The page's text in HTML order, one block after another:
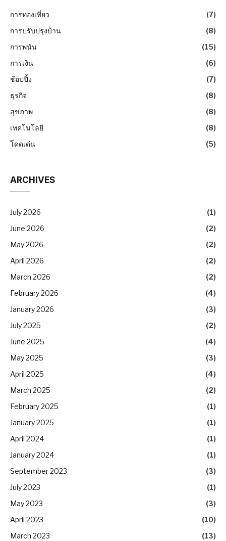
การท่องเที่ยว
(7)
การปรับปรุงบ้าน
(8)
การพนัน
(15)
การเงิน
(6)
ช้อปปิ้ง
(7)
ธุรกิจ
(8)
สุขภาพ
(8)
เทคโนโลยี
(8)
โดดเด่น
(5)
ARCHIVES
July 2026
(1)
June 2026
(2)
May 2026
(2)
April 2026
(2)
March 2026
(2)
February 2026
(4)
January 2026
(3)
July 2025
(2)
June 2025
(4)
May 2025
(3)
April 2025
(4)
March 2025
(2)
February 2025
(1)
January 2025
(1)
April 2024
(1)
January 2024
(1)
September 2023
(3)
July 2023
(1)
May 2023
(3)
April 2023
(10)
March 2023
(13)